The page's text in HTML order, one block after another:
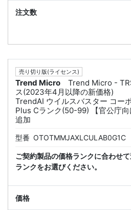
売り切り版(ライセンス)
Trend Micro
Trend Micro -
ス(2023年4月以降の新価格)
TrendAI ウイルスバスター コー
Plus Cランク(50-99) 【官公庁向
追加
型番 OTOTMMJAXLCULAB0G1C
ご契約製品の価格ランクに合わせ
ランクをお選びください。